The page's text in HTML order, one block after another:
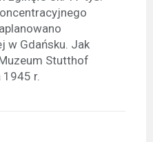
w Gdańsku. Jak
Stutthof
r.